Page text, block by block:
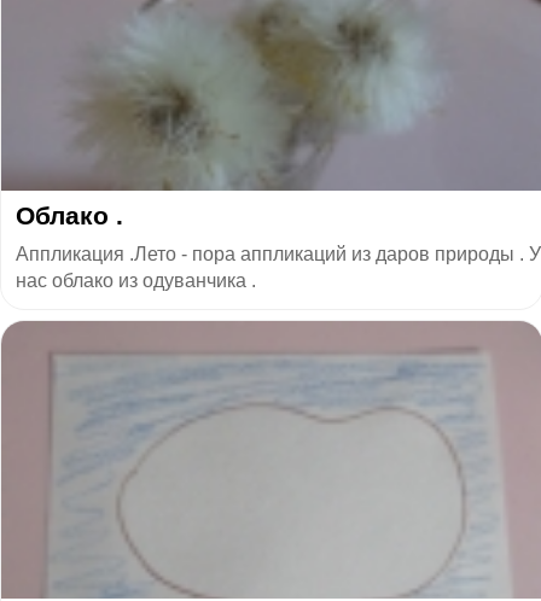
Облако .
Аппликация .Лето - пора аппликаций из даров природы . У
нас облако из одуванчика .